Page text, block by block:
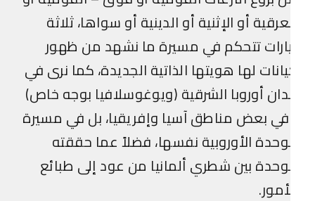
أو الإثنية أو الدينية أو سواها، ثلاثة
تتحكم في مسيرة ما نشهد من ظهور
لها هويتها الذاتية الجديدة، كما نرى في
أوروبا الشرقية (ويوغوسلافيا بوجه خاص)
بعض مناطق آسيا وإفريقيا، بل في مسيرة
الأوروبية نفسها، فضلاً عما حققته
بين شطري ألمانيا من عود إلى طبائع